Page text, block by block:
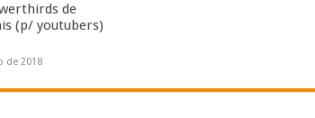
de
(p/ youtubers)
de 2018